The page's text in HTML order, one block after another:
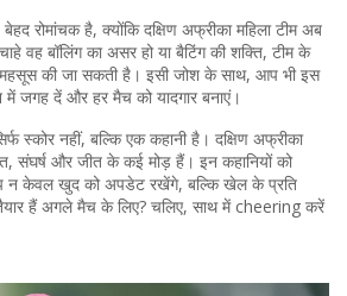
रोमांचक है, क्योंकि दक्षिण अफ्रीका महिला टीम अब
वह बॉलिंग का असर हो या बैटिंग की शक्ति, टीम के
महसूस की जा सकती है। इसी जोश के साथ, आप भी इस
जगह दें और हर मैच को यादगार बनाएं।
स्कोर नहीं, बल्कि एक कहानी है। दक्षिण अफ्रीका
संघर्ष और जीत के कई मोड़ हैं। इन कहानियों को
न केवल खुद को अपडेट रखेंगे, बल्कि खेल के प्रति
हैं अगले मैच के लिए? चलिए, साथ में cheering करें